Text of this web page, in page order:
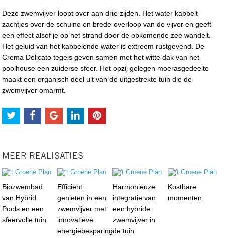
Deze zwemvijver loopt over aan drie zijden. Het water kabbelt
zachtjes over de schuine en brede overloop van de vijver en geeft
een effect alsof je op het strand door de opkomende zee wandelt.
Het geluid van het kabbelende water is extreem rustgevend. De
Crema Delicato tegels geven samen met het witte dak van het
poolhouse een zuiderse sfeer. Het opzij gelegen moerasgedeelte
maakt een organisch deel uit van de uitgestrekte tuin die de
zwemvijver omarmt.
MEER REALISATIES
Biozwembad
van Hybrid
Pools en een
sfeervolle tuin
Efficiënt
genieten in een
zwemvijver met
innovatieve
energiebesparing
Harmonieuze
integratie van
een hybride
zwemvijver in
de tuin
Kostbare
momenten